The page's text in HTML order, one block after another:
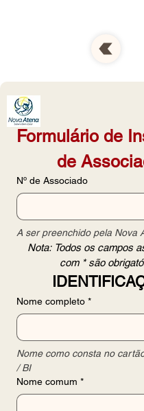
Formulário de
de
Nº de Associado
A ser preenchido pela Nova
Nota: Todos os campos
com * são
Nome completo *
Nome como consta no
/ BI
Nome comum *